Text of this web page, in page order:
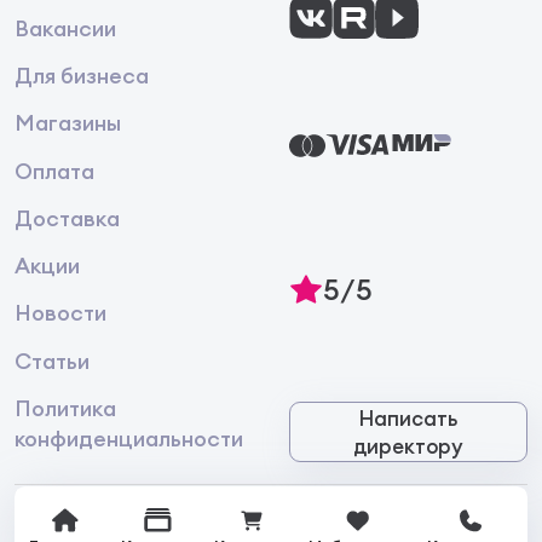
Вакансии
Для бизнеса
Магазины
Оплата
Доставка
Акции
Новости
Статьи
Политика
конфиденциальности
5/5
Написать
директору